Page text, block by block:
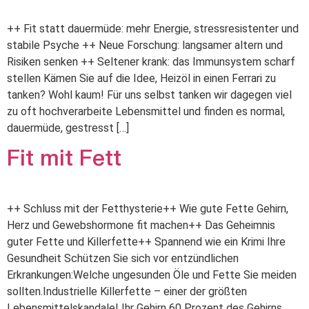
++ Fit statt dauermüde: mehr Energie, stressresistenter und
stabile Psyche ++ Neue Forschung: langsamer altern und
Risiken senken ++ Seltener krank: das Immunsystem scharf
stellen Kämen Sie auf die Idee, Heizöl in einen Ferrari zu
tanken? Wohl kaum! Für uns selbst tanken wir dagegen viel
zu oft hochverarbeite Lebensmittel und finden es normal,
dauermüde, gestresst […]
Fit mit Fett
++ Schluss mit der Fetthysterie++ Wie gute Fette Gehirn,
Herz und Gewebshormone fit machen++ Das Geheimnis
guter Fette und Killerfette++ Spannend wie ein Krimi Ihre
Gesundheit Schützen Sie sich vor entzündlichen
Erkrankungen:Welche ungesunden Öle und Fette Sie meiden
sollten.Industrielle Killerfette – einer der größten